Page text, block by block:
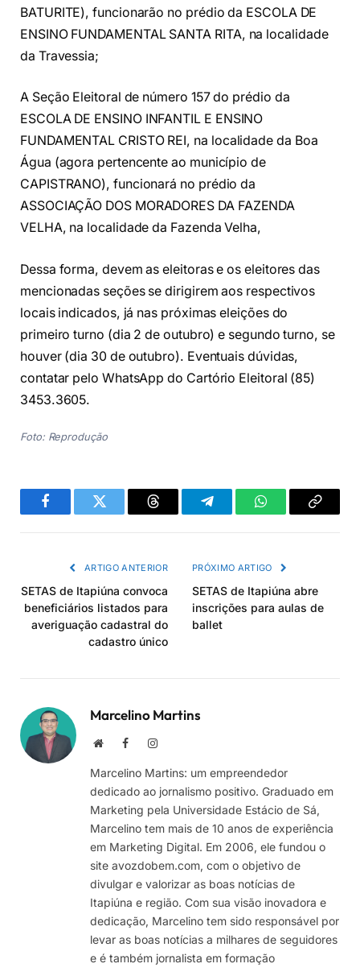
BATURITE), funcionarão no prédio da ESCOLA DE
ENSINO FUNDAMENTAL SANTA RITA, na localidade
da Travessia;
A Seção Eleitoral de número 157 do prédio da
ESCOLA DE ENSINO INFANTIL E ENSINO
FUNDAMENTAL CRISTO REI, na localidade da Boa
Água (agora pertencente ao município de
CAPISTRANO), funcionará no prédio da
ASSOCIAÇÃO DOS MORADORES DA FAZENDA
VELHA, na localidade da Fazenda Velha,
Dessa forma, devem as eleitoras e os eleitores das
mencionadas seções se dirigirem aos respectivos
locais indicados, já nas próximas eleições do
primeiro turno (dia 2 de outubro) e segundo turno, se
houver (dia 30 de outubro). Eventuais dúvidas,
contatar pelo WhatsApp do Cartório Eleitoral (85)
3453.3605.
Foto: Reprodução
FacebookTwitter Threads TelegramWhatsAppCopiar
ARTIGO ANTERIOR
SETAS de Itapiúna convoca
beneficiários listados para
averiguação cadastral do
cadastro único
PRÓXIMO ARTIGO
SETAS de Itapiúna abre
inscrições para aulas de
ballet
Marcelino Martins
Site FacebookInstagram
Marcelino Martins: um empreendedor
dedicado ao jornalismo positivo. Graduado em
Marketing pela Universidade Estácio de Sá,
Marcelino tem mais de 10 anos de experiência
em Marketing Digital. Em 2006, ele fundou o
site avozdobem.com, com o objetivo de
divulgar e valorizar as boas notícias de
Itapiúna e região. Com sua visão inovadora e
dedicação, Marcelino tem sido responsável por
levar as boas notícias a milhares de seguidores
e é também jornalista em formação